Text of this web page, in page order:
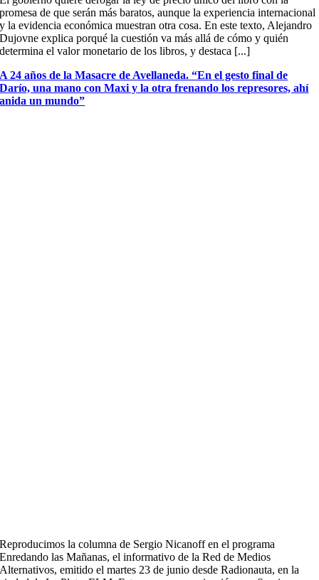
promesa de que serán más baratos, aunque la experiencia internacional
y la evidencia económica muestran otra cosa. En este texto, Alejandro
Dujovne explica porqué la cuestión va más allá de cómo y quién
determina el valor monetario de los libros, y destaca [...]
A 24 años de la Masacre de Avellaneda. “En el gesto final de
Darío, una mano con Maxi y la otra frenando los represores, ahí
anida un mundo”
Reproducimos la columna de Sergio Nicanoff en el programa
Enredando las Mañanas, el informativo de la Red de Medios
Alternativos, emitido el martes 23 de junio desde Radionauta, en la